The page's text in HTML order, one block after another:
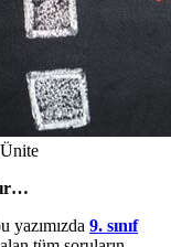
yazımızda 9. sınıf